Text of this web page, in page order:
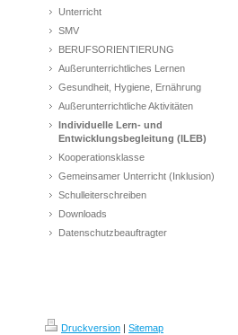
Unterricht
SMV
BERUFSORIENTIERUNG
Außerunterrichtliches Lernen
Gesundheit, Hygiene, Ernährung
Außerunterrichtliche Aktivitäten
Individuelle Lern- und
Entwicklungsbegleitung (ILEB)
Kooperationsklasse
Gemeinsamer Unterricht (Inklusion)
Schulleiterschreiben
Downloads
Datenschutzbeauftragter
Druckversion
Sitemap